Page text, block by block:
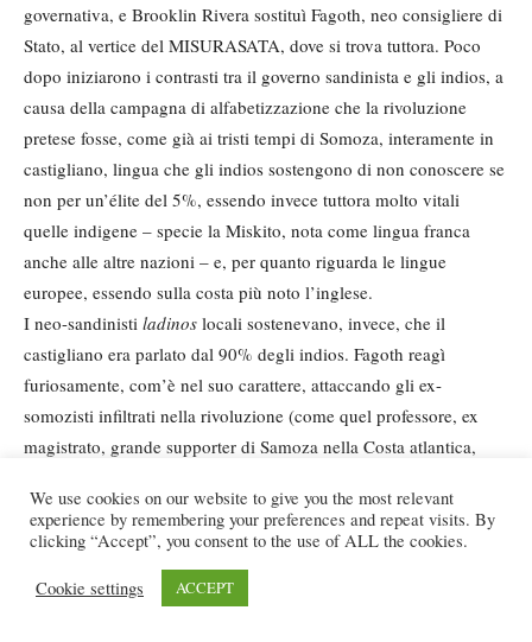
governativa, e Brooklin Rivera sostituì Fagoth, neo consigliere di
Stato, al vertice del MISURASATA, dove si trova tuttora. Poco
dopo iniziarono i contrasti tra il governo sandinista e gli indios, a
causa della campagna di alfabetizzazione che la rivoluzione
pretese fosse, come già ai tristi tempi di Somoza, interamente in
castigliano, lingua che gli indios sostengono di non conoscere se
non per un’élite del 5%, essendo invece tuttora molto vitali
quelle indigene – specie la Miskito, nota come lingua franca
anche alle altre nazioni – e, per quanto riguarda le lingue
europee, essendo sulla costa più noto l’inglese.
I neo-sandinisti ladinos locali sostenevano, invece, che il
castigliano era parlato dal 90% degli indios. Fagoth reagì
furiosamente, com’è nel suo carattere, attaccando gli ex-
somozisti infiltrati nella rivoluzione (come quel professore, ex
magistrato, grande supporter di Samoza nella Costa atlantica,
del Nicaragua per i quali, ovviamente, le lingue aborigene, da
loro ignorate, hanno solo una rilevanza negativa).
Nell’ottobre del 1980, il Governo mandò sulla Costa i volontari
per l’istruzione, giovani insegnanti e studenti, i quali
We use cookies on our website to give you the most relevant
experience by remembering your preferences and repeat visits. By
clicking “Accept”, you consent to the use of ALL the cookies.
Cookie settings ACCEPT